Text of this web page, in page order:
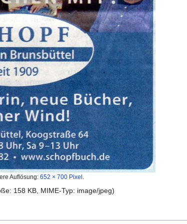
Auflösung: 652 × 700 Pixel
158 KB, MIME-Typ: image/jpeg)